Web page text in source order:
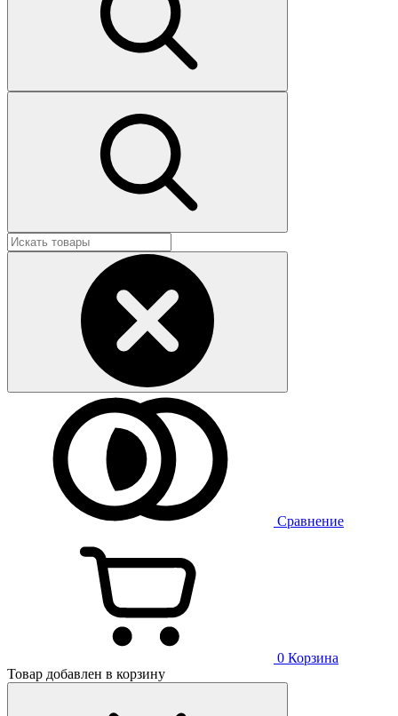
Сравнение
0 Корзина
Товар добавлен в корзину